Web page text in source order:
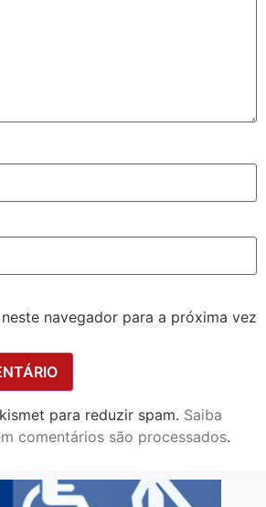
navegador para a próxima vez
para reduzir spam. Saiba
comentários são processados.